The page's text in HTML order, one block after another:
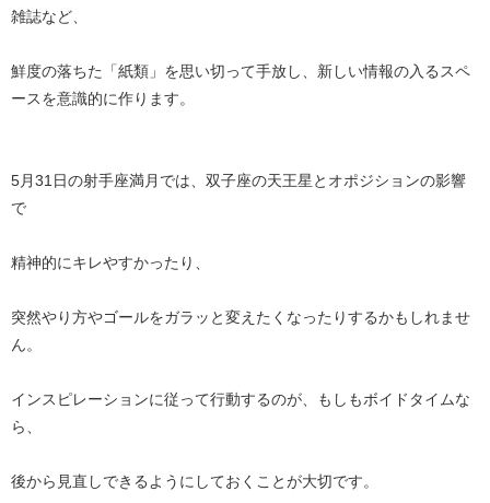
雑誌など、
鮮度の落ちた「紙類」を思い切って手放し、新しい情報の入るスペ
ースを意識的に作ります。
5月31日の射手座満月では、双子座の天王星とオポジションの影響
で
精神的にキレやすかったり、
突然やり方やゴールをガラッと変えたくなったりするかもしれませ
ん。
インスピレーションに従って行動するのが、もしもボイドタイムな
ら、
後から見直しできるようにしておくことが大切です。